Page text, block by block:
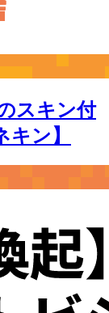
スキン付
ン】